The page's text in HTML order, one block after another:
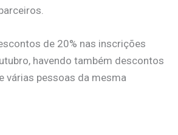
de 20% nas inscrições
havendo também descontos
várias pessoas da mesma